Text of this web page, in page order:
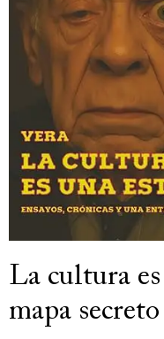
La cultura
mapa